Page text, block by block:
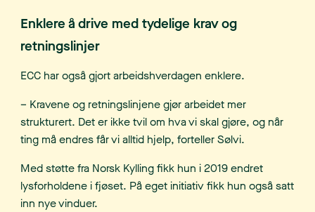
Enklere å drive med tydelige krav og
retningslinjer
ECC har også gjort arbeidshverdagen enklere.
– Kravene og retningslinjene gjør arbeidet mer
strukturert. Det er ikke tvil om hva vi skal gjøre, og når
ting må endres får vi alltid hjelp, forteller Sølvi.
Med støtte fra Norsk Kylling fikk hun i 2019 endret
lysforholdene i fjøset. På eget initiativ fikk hun også satt
inn nye vinduer.